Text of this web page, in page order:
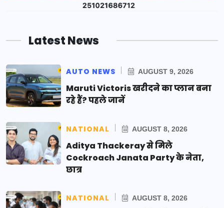
Latest News
AUTO NEWS AUGUST 9, 2026
Maruti Victoris खरीदने का प्लान बना
रहे हैं? पहले जानें
NATIONAL AUGUST 8, 2026
Aditya Thackeray से मिले
Cockroach Janata Party के नेता,
छात्र
NATIONAL AUGUST 8, 2026